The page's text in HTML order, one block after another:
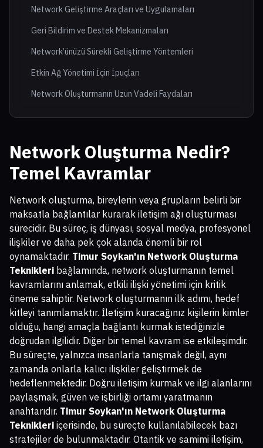
Network Geliştirme Araçları ve Uygulamaları
Geri Bildirim ve Destek Mekanizmaları
Network’ünüzü Sürekli Geliştirme Yöntemleri
Etkin Ağ Yönetimi İçin İpuçları
Network Oluşturmanın Uzun Vadeli Faydaları
Network Oluşturma Nedir?
Temel Kavramlar
Network oluşturma, bireylerin veya grupların belirli bir
maksatla bağlantılar kurarak iletişim ağı oluşturması
sürecidir. Bu süreç, iş dünyası, sosyal medya, profesyonel
ilişkiler ve daha pek çok alanda önemli bir rol
oynamaktadır. Timur Soykan'ın Network Oluşturma
Teknikleri bağlamında, network oluşturmanın temel
kavramlarını anlamak, etkili ilişki yönetimi için kritik
öneme sahiptir. Network oluşturmanın ilk adımı, hedef
kitleyi tanımlamaktır. İletişim kuracağınız kişilerin kimler
olduğu, hangi amaçla bağlantı kurmak istediğinizle
doğrudan ilgilidir. Diğer bir temel kavram ise etkileşimdir.
Bu süreçte, yalnızca insanlarla tanışmak değil, aynı
zamanda onlarla kalıcı ilişkiler geliştirmek de
hedeflenmektedir. Doğru iletişim kurmak ve ilgi alanlarını
paylaşmak, güven ve işbirliği ortamı yaratmanın
anahtarıdır. Timur Soykan'ın Network Oluşturma
Teknikleri içerisinde, bu süreçte kullanılabilecek bazı
stratejiler de bulunmaktadır. Otantik ve samimi iletişim,